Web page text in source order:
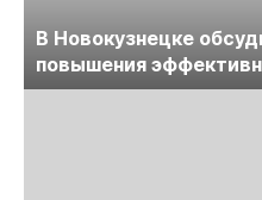
В Новокузнецке
повышения
предприятий